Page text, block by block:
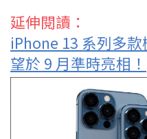
延伸閱讀：
iPhone 13 系列多款
望於 9 月準時亮相！